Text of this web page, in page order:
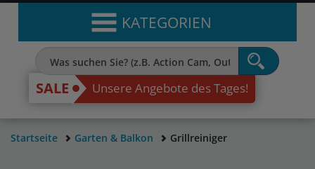
KATEGORIEN
SALE Unsere Angebote des Tages!
Startseite Garten & Balkon Grillreiniger